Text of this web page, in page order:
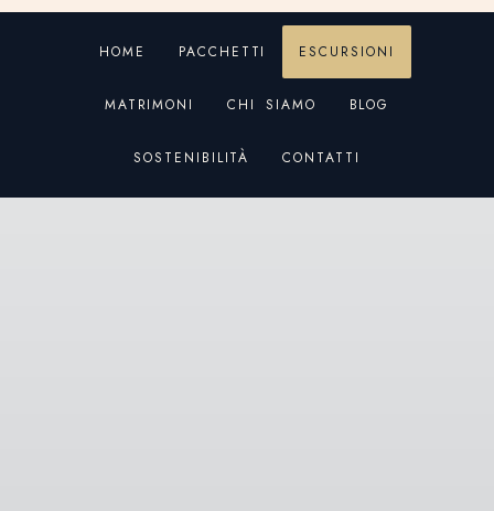
HOME PACCHETTI ESCURSIONI
MATRIMONI CHI SIAMO BLOG
SOSTENIBILITÀ CONTATTI